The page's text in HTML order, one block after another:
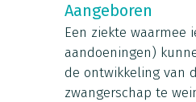
Aangeboren
Een ziekte waarmee
aandoeningen)
de ontwikkeling van
zwangerschap te